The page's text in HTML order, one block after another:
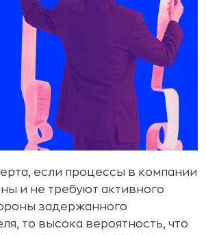
если процессы в компании
и не требуют активного
задержанного
то высока вероятность, что